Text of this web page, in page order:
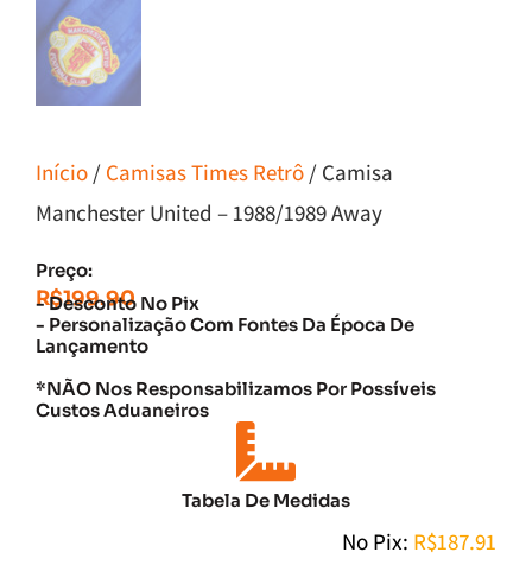
Início / Camisas Times Retrô / Camisa
Manchester United – 1988/1989 Away
Preço:
R$199.90
- Desconto No Pix
- Personalização Com Fontes Da Época De
Lançamento
*NÃO Nos Responsabilizamos Por Possíveis
Custos Aduaneiros
Tabela De Medidas
No Pix: R$187.91